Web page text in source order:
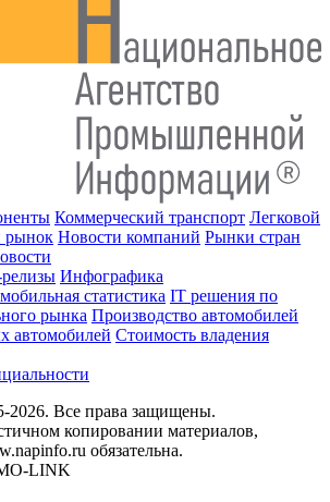
Коммерческий транспорт Легковой
рынок Новости компаний Рынки стран
Инфографика
статистика IT решения по
рынка Производство автомобилей
автомобилей Стоимость владения
Все права защищены.
копировании материалов,
обязательна.
LINK